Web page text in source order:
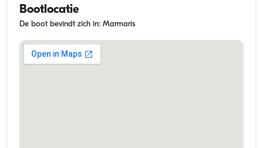
Bootlocatie
De boot bevindt zich in: Marmaris